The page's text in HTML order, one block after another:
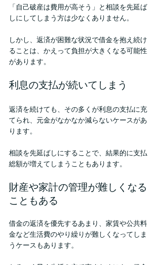
「自己破産は費用が高そう」と相談を先延ば
しにしてしまう方は少なくありません。
しかし、返済が困難な状況で借金を抱え続け
ることは、かえって負担が大きくなる可能性
があります。
利息の支払が続いてしまう
返済を続けても、その多くが利息の支払に充
てられ、元金がなかなか減らないケースがあ
ります。
相談を先延ばしにすることで、結果的に支払
総額が増えてしまうこともあります。
財産や家計の管理が難しくなる
こともある
借金の返済を優先するあまり、家賃や公共料
金など生活費のやり繰りが難しくなってしま
うケースもあります。